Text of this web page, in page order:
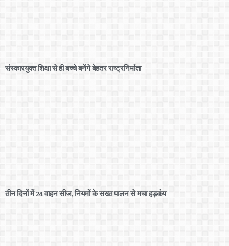
संस्कारयुक्त शिक्षा से ही बच्चे बनेंगे बेहतर राष्ट्रनिर्माता
तीन दिनों में 24 वाहन सीज, नियमों के सख्त पालन से मचा हड़कंप